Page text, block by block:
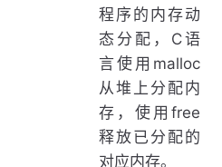
程序的内存动
态分配，C语
言使用malloc
从堆上分配内
存，使用free
释放已分配的
对应内存。